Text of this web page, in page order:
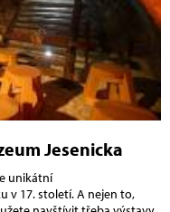
Jesenicka
unikátní
v 17. století. A nejen to,